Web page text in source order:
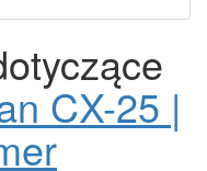
CX-25 |